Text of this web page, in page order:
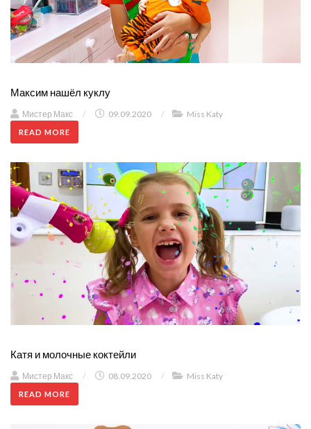
Максим нашёл куклу
Мистер Макс / 09.09.2020 / Miss Katy
READ MORE
Катя и молочные коктейли
Мистер Макс / 08.09.2020 / Miss Katy
READ MORE